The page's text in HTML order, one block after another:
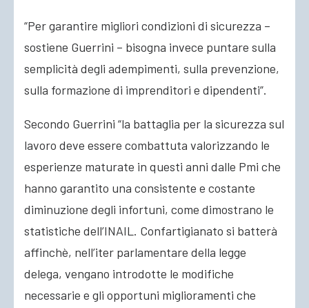
“Per garantire migliori condizioni di sicurezza –
sostiene Guerrini – bisogna invece puntare sulla
semplicità degli adempimenti, sulla prevenzione,
sulla formazione di imprenditori e dipendenti”.
Secondo Guerrini “la battaglia per la sicurezza sul
lavoro deve essere combattuta valorizzando le
esperienze maturate in questi anni dalle Pmi che
hanno garantito una consistente e costante
diminuzione degli infortuni, come dimostrano le
statistiche dell’INAIL. Confartigianato si batterà
affinchè, nell’iter parlamentare della legge
delega, vengano introdotte le modifiche
necessarie e gli opportuni miglioramenti che